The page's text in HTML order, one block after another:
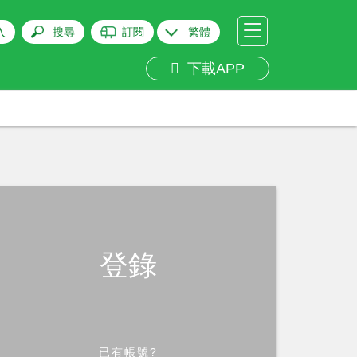
搜尋 訂閱 繁體
下載APP
登錄
已有帳號?